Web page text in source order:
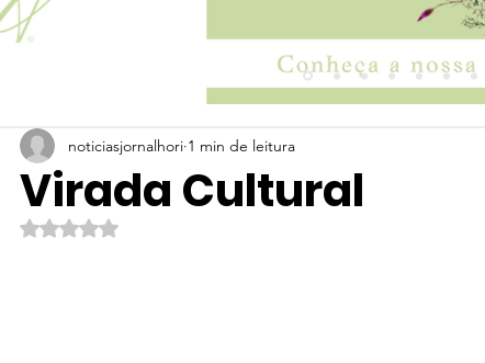
Virada Cultural
noticiasjornalhori 1 min de leitura
Avaliado com NaN de 5 estrelas.